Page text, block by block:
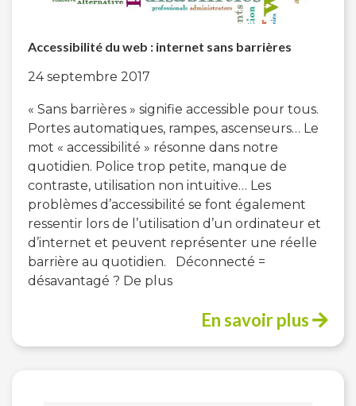
Accessibilité du web : internet sans barrières
24 septembre 2017
« Sans barrières » signifie accessible pour tous.
Portes automatiques, rampes, ascenseurs… Le
mot « accessibilité » résonne dans notre
quotidien. Police trop petite, manque de
contraste, utilisation non intuitive… Les
problèmes d’accessibilité se font également
ressentir lors de l’utilisation d’un ordinateur et
d’internet et peuvent représenter une réelle
barrière au quotidien. Déconnecté =
désavantagé ? De plus
En savoir plus